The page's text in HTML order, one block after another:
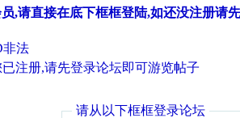
,请直接在底下框框登陆,如还没注册请
非法
注册,请先登录论坛即可游览帖子
请从以下框框登录论坛